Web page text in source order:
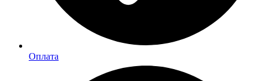
Оплата